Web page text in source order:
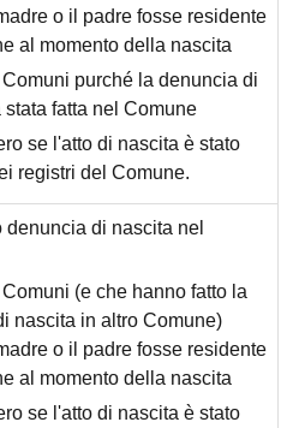
o il padre fosse residente
al momento della nascita
purché la denuncia di
stata fatta nel Comune
se l'atto di nascita è stato
registri del Comune.
denuncia di nascita nel
(e che hanno fatto la
nascita in altro Comune)
o il padre fosse residente
al momento della nascita
se l'atto di nascita è stato